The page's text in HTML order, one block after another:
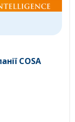
СOSA